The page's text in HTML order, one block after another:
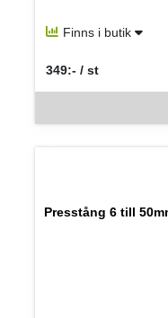
Finns i butik
Denna vara går inte
349:- / st
SEK per ST
Presstång 6 till